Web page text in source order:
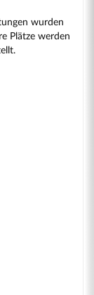
wurden
Plätze werden